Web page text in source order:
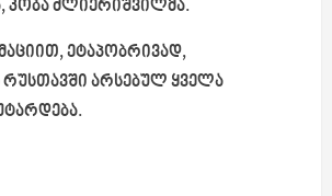
კობა ძლიერიშვილმა.
ეტაპობრივად,
არსებულ ყველა